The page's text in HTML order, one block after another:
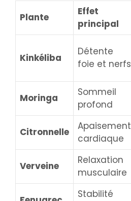
Plante
Effet
principal
Kinkéliba
Détente
foie et nerfs
Moringa
Sommeil
profond
Citronnelle
Apaisement
cardiaque
Verveine
Relaxation
musculaire
Stabilité